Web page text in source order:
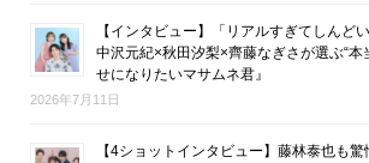
【インタビュー】「リアルすぎてしんど
中沢元紀×秋田汐梨×齊藤なぎさが選ぶ“
せになりたいマサムネ君』
2026年7月11日
【4ショットインタビュー】藤林泰也も